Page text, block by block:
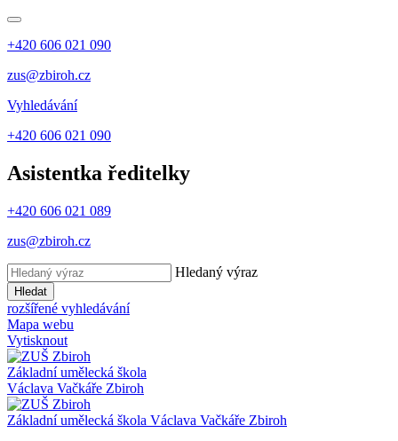
+420 606 021 090
zus@zbiroh.cz
Vyhledávání
+420 606 021 090
Asistentka ředitelky
+420 606 021 089
zus@zbiroh.cz
Hledaný výraz
Hledat
rozšířené vyhledávání
Mapa webu
Vytisknout
Základní umělecká škola
Václava Vačkáře Zbiroh
Základní umělecká škola Václava Vačkáře Zbiroh